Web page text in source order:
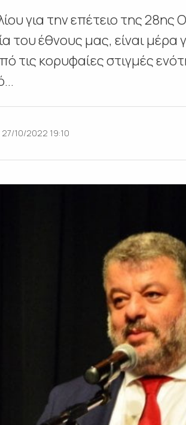
για την επέτειο της 28ης
του έθνους μας, είναι μέρα
τις κορυφαίες στιγμές
10/2022 19:10